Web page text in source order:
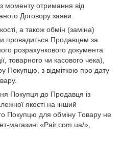
моменту отримання від
Договору заяви.
а також обмін (заміна)
провадиться Продавцем за
розрахункового документа
товарного чи касового чека),
Покупцю, з відміткою про дату
Покупця до Продавця із
якості на інший
Покупцю для обміну Товару не
магазині «Pair.com.ua/»,